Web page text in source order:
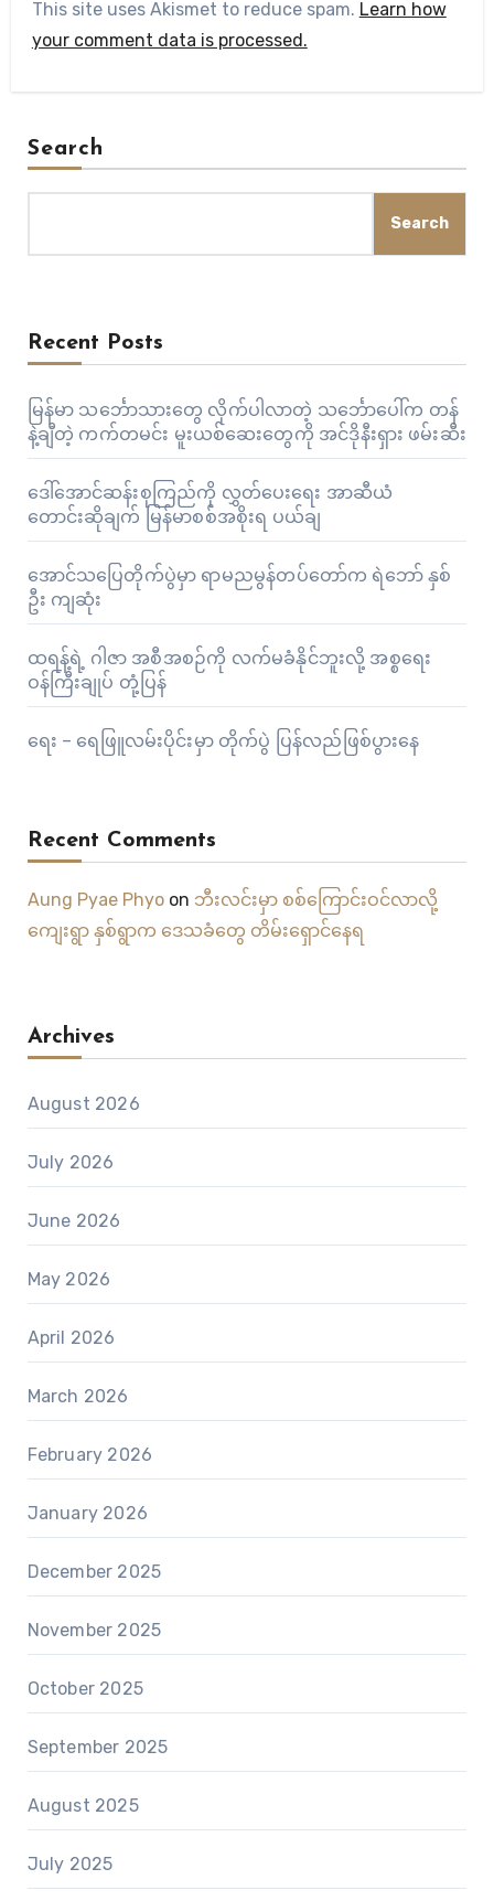
This site uses Akismet to reduce spam. Learn how
your comment data is processed.
Search
Search
Recent Posts
မြန်မာ သင်္ဘောသားတွေ လိုက်ပါလာတဲ့ သင်္ဘောပေါ်က တန်
နဲ့ချီတဲ့ ကက်တမင်း မူးယစ်ဆေးတွေကို အင်ဒိုနီးရှား ဖမ်းဆီး
ဒေါ်အောင်ဆန်းစုကြည်ကို လွှတ်ပေးရေး အာဆီယံ
တောင်းဆိုချက် မြန်မာစစ်အစိုးရ ပယ်ချ
အောင်သပြေတိုက်ပွဲမှာ ရာမညမွန်တပ်တော်က ရဲဘော် နှစ်
ဦး ကျဆုံး
ထရန့်ရဲ့ ဂါဇာ အစီအစဉ်ကို လက်မခံနိုင်ဘူးလို့ အစ္စရေး
ဝန်ကြီးချုပ် တုံ့ပြန်
ရေး – ရေဖြူလမ်းပိုင်းမှာ တိုက်ပွဲ ပြန်လည်ဖြစ်ပွားနေ
Recent Comments
Aung Pyae Phyoon ဘီးလင်းမှာ စစ်ကြောင်းဝင်လာလို့
ကျေးရွာ နှစ်ရွာက ဒေသခံတွေ တိမ်းရှောင်နေရ
Archives
August 2026
July 2026
June 2026
May 2026
April 2026
March 2026
February 2026
January 2026
December 2025
November 2025
October 2025
September 2025
August 2025
July 2025